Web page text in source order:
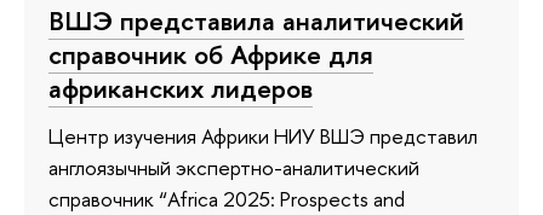
ВШЭ представила аналитический
справочник об Африке для
африканских лидеров
Центр изучения Африки НИУ ВШЭ представил
англоязычный экспертно-аналитический
справочник “Africa 2025: Prospects and